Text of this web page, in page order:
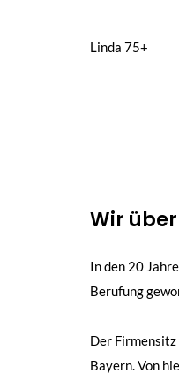
Linda 75+
Wir
In den 20
Berufung
Der
Bayern. Von